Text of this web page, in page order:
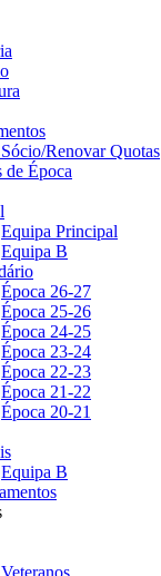
Renovar Quotas
de Época
Equipa Principal
Equipa B
Época 26-27
Época 25-26
Época 24-25
Época 23-24
Época 22-23
Época 21-22
Época 20-21
Equipa B
Veteranos